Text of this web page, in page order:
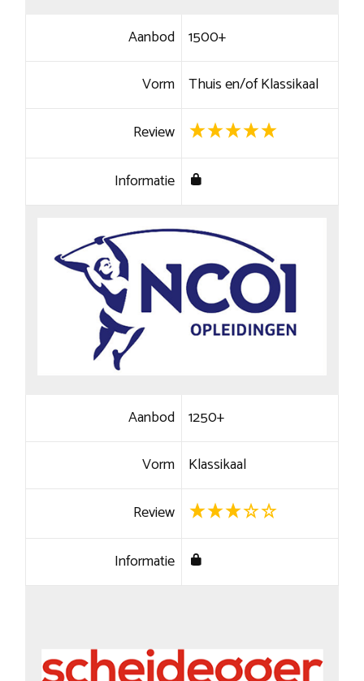
Aanbod 1500+
Vorm Thuis en/of Klassikaal
Review
Informatie
Aanbod 1250+
Vorm Klassikaal
Review
Informatie